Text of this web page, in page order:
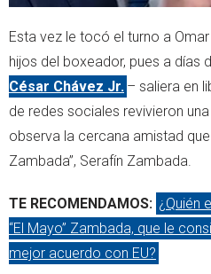
Esta vez le tocó el turno a
hijos del boxeador, pues a días
César Chávez Jr. – saliera en
de redes sociales revivieron
observa la cercana amistad
Zambada”, Serafín Zambada.
TE RECOMENDAMOS: ¿Quién
“El Mayo” Zambada, que le
mejor acuerdo con EU?